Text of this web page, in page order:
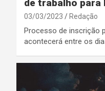
de trabalho para
03/03/2023 Redação
Processo de inscrição
acontecerá entre os